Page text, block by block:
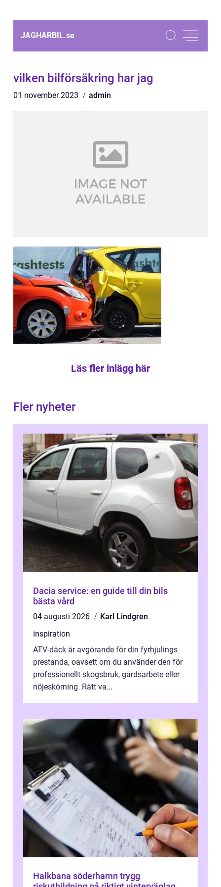
JAGHARBIL.se
vilken bilförsäkring har jag
01 november 2023 admin
Läs fler inlägg här
Fler nyheter
Dacia service: en guide till din bils
bästa vård
04 augusti 2026
Karl Lindgren
inspiration
ATV-däck är avgörande för din fyrhjulings
prestanda, oavsett om du använder den för
professionellt skogsbruk, gårdsarbete eller
nöjeskörning. Rätt va...
Halkbana söderhamn trygg